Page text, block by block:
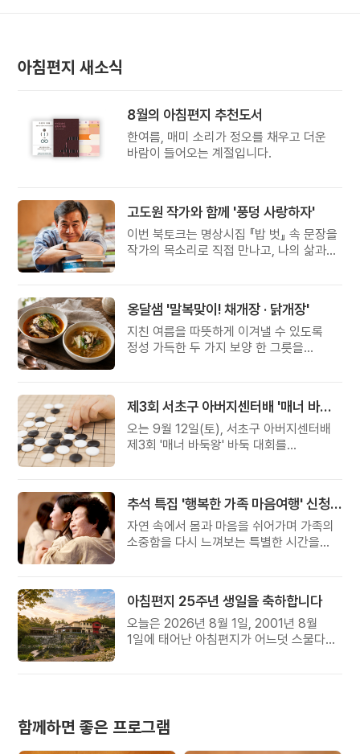
아침편지 새소식
8월의 아침편지 추천도서
한여름, 매미 소리가 정오를 채우고 더운
바람이 들어오는 계절입니다.
고도원 작가와 함께 '풍덩 사랑하자'
이번 북토크는 명상시집 『밥 벗』 속 문장을
작가의 목소리로 직접 만나고, 나의 삶과
옹달샘 '말복맞이! 채개장 · 닭개장'
지친 여름을 따뜻하게 이겨낼 수 있도록
정성 가득한 두 가지 보양 한 그릇을
제3회 서초구 아버지센터배 '매너 바둑왕' 대회
오는 9월 12일(토), 서초구 아버지센터배
제3회 '매너 바둑왕' 바둑 대회를
추석 특집 '행복한 가족 마음여행' 신청 안내
자연 속에서 몸과 마음을 쉬어가며 가족의
소중함을 다시 느껴보는 특별한 시간을
아침편지 25주년 생일을 축하합니다
오늘은 2026년 8월 1일, 2001년 8월
1일에 태어난 아침편지가 어느덧 스물다섯
함께하면 좋은 프로그램